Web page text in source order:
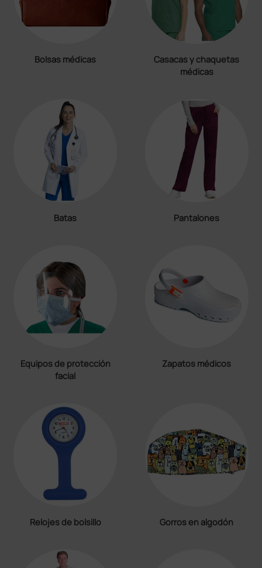
Bolsas médicas
Casacas y chaquetas
médicas
Batas Pantalones
Equipos de protección
facial
Zapatos médicos
Relojes de bolsillo Gorros en algodón